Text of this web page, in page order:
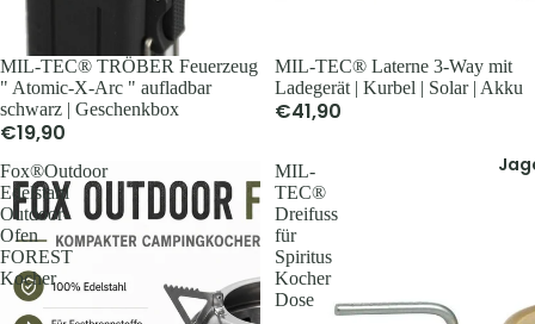
Trink- &
Taschen
Teller,
MIL-TEC® TRÖBER Feuerzeug
" Atomic-X-Arc " aufladbar
schwarz | Geschenkbox
€19,90
MIL-TEC® Laterne 3-Way mit
Ladegerät | Kurbel | Solar | Akku
€41,90
Fox®Outdoor
Edelstahl
Outdoor-
Ofen
FOREST
Kocher
MIL-
TEC®
Dreifuss
für
Spiritus
Kocher
Dose